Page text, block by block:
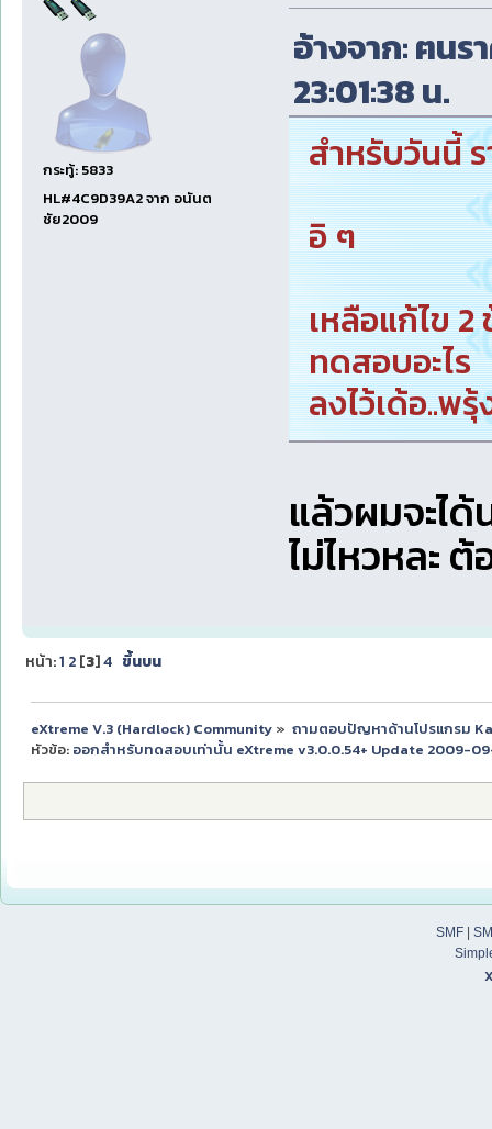
กระทู้: 5833
HL#4C9D39A2 จาก อนันต
ชัย2009
อ้างจาก: ฅน
23:01:38 น.
สำหรับวันนี้
อิ ๆ
เหลือแก้ไข
ทดสอบอะไร
ลงไว้เด้อ..พ
แล้วผมจะไ
ไม่ไหวหละ
หน้า:1 2[3]4 ขึ้นบน
eXtreme V.3 (Hardlock) Community» ถามตอบปัญหาด้านโปรแกรม
หัวข้อ: ออกสำหรับทดสอบเท่านั้น eXtreme v3.0.0.54+ Update 2009-09-
SMF|